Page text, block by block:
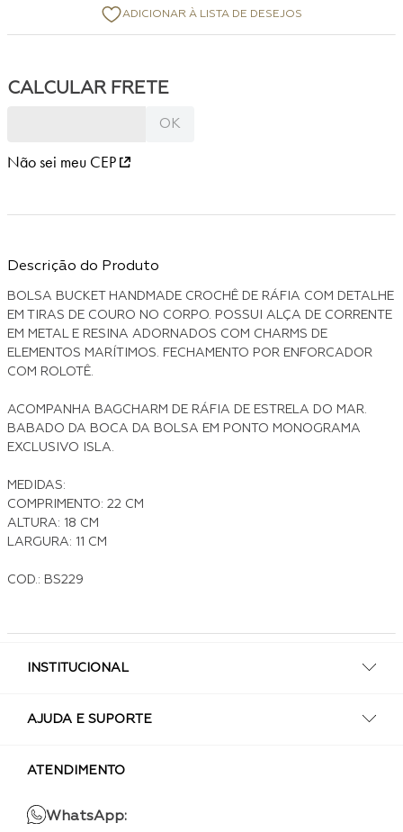
Não sei meu CEP
Descrição do Produto
BOLSA BUCKET HANDMADE CROCHÊ DE RÁFIA COM DETALHE
EM TIRAS DE COURO NO CORPO. POSSUI ALÇA DE CORRENTE
EM METAL E RESINA ADORNADOS COM CHARMS DE
ELEMENTOS MARÍTIMOS. FECHAMENTO POR ENFORCADOR
COM ROLOTÊ.
ACOMPANHA BAGCHARM DE RÁFIA DE ESTRELA DO MAR.
BABADO DA BOCA DA BOLSA EM PONTO MONOGRAMA
EXCLUSIVO ISLA.
MEDIDAS:
COMPRIMENTO: 22 CM
ALTURA: 18 CM
LARGURA: 11 CM
COD.: BS229
INSTITUCIONAL
AJUDA E SUPORTE
ATENDIMENTO
WhatsApp: